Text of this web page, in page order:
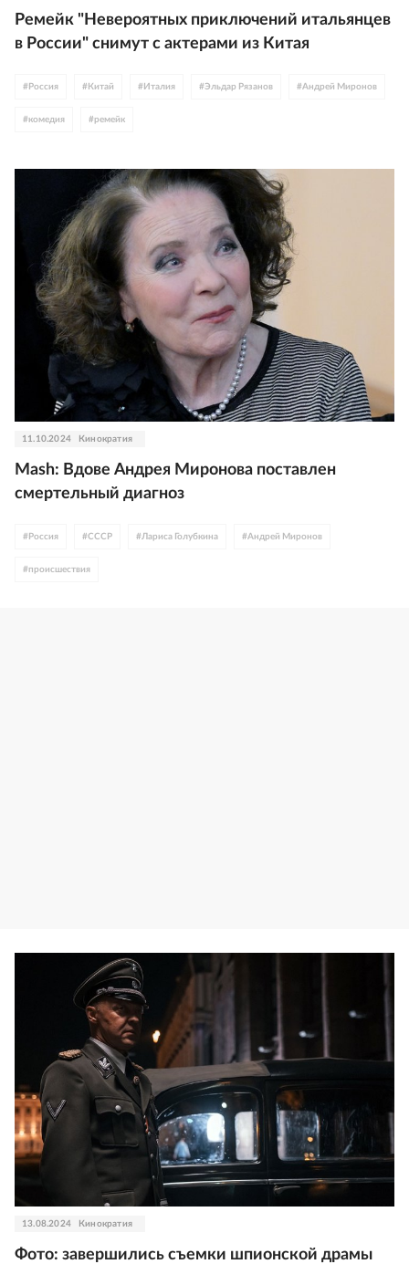
Ремейк "Невероятных приключений итальянцев
в России" снимут с актерами из Китая
# Россия # Китай # Италия #Эльдар Рязанов #Андрей Миронов
#комедия #ремейк
11.10.2024 Кинократия
Mash: Вдове Андрея Миронова поставлен
смертельный диагноз
# Россия #СССР #Лариса Голубкина #Андрей Миронов
#происшествия
13.08.2024 Кинократия
Фото: завершились съемки шпионской драмы